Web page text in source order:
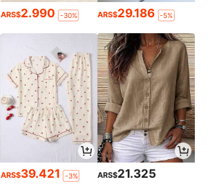
ARS$2.990 -30% ARS$29.186 -5%
ARS$39.421 -3% ARS$21.325